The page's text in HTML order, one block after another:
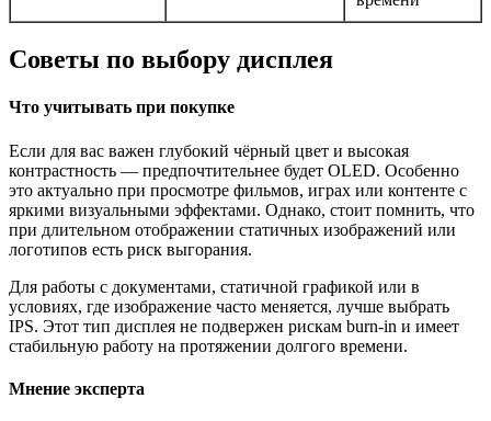
Советы по выбору дисплея
Что учитывать при покупке
Если для вас важен глубокий чёрный цвет и высокая
контрастность — предпочтительнее будет OLED. Особенно
это актуально при просмотре фильмов, играх или контенте с
яркими визуальными эффектами. Однако, стоит помнить, что
при длительном отображении статичных изображений или
логотипов есть риск выгорания.
Для работы с документами, статичной графикой или в
условиях, где изображение часто меняется, лучше выбрать
IPS. Этот тип дисплея не подвержен рискам burn-in и имеет
стабильную работу на протяжении долгого времени.
Мнение эксперта